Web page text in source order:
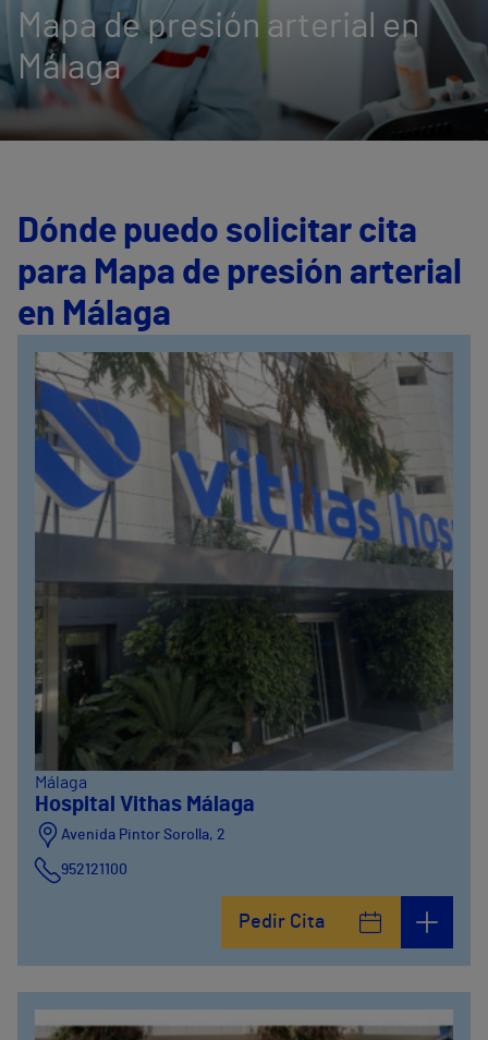
Mapa de presión arterial en
Málaga
Dónde puedo solicitar cita
para Mapa de presión arterial
en Málaga
Málaga
Hospital Vithas Málaga
Avenida Pintor Sorolla, 2
952121100
635319819
Pedir Cita